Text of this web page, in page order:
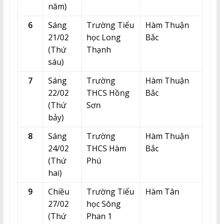
năm)
6
Sáng
21/02
(Thứ
sáu)
Trường Tiểu
học Long
Thạnh
Hàm Thuận
Bắc
7
Sáng
22/02
(Thứ
bảy)
Trường
THCS Hồng
Sơn
Hàm Thuận
Bắc
8
Sáng
24/02
(Thứ
hai)
Trường
THCS Hàm
Phú
Hàm Thuận
Bắc
9
Chiều
27/02
(Thứ
Trường Tiểu
học Sông
Phan 1
Hàm Tân